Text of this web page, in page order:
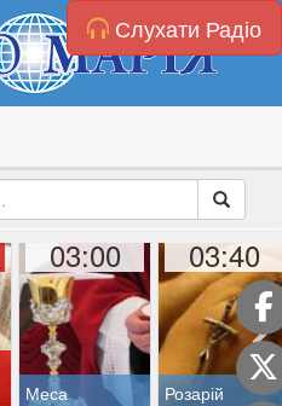
Слухати Радіо
03:00
Меса
03:40
Розарій